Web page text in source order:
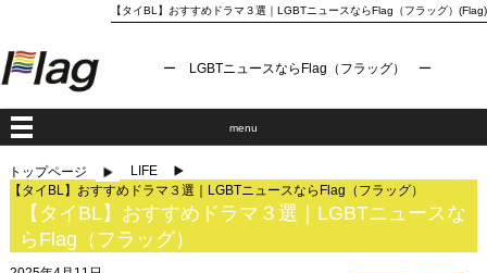
【タイBL】おすすめドラマ３選｜LGBTニュースならFlag（フラッグ）(Flag)
ー LGBTニュースならFlag（フラッグ） ー
menu
トップページ
LIFE
【タイBL】おすすめドラマ３選｜LGBTニュースならFlag（フラッグ）
【タイBL】おすすめドラマ３選｜LGBTニュースな
らFlag（フラッグ）